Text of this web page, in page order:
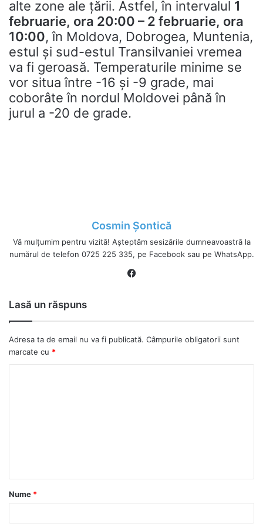
alte zone ale țării. Astfel, în intervalul 1
februarie, ora 20:00 – 2 februarie, ora
10:00, în Moldova, Dobrogea, Muntenia,
estul și sud-estul Transilvaniei vremea
va fi geroasă. Temperaturile minime se
vor situa între -16 și -9 grade, mai
coborâte în nordul Moldovei până în
jurul a -20 de grade.
Cosmin Șontică
Vă mulțumim pentru vizită! Așteptăm sesizările dumneavoastră la
numărul de telefon 0725 225 335, pe Facebook sau pe WhatsApp.
Lasă un răspuns
Adresa ta de email nu va fi publicată. Câmpurile obligatorii sunt
marcate cu *
a
r
Nume *